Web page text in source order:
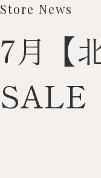
Store News
7月【
SALE